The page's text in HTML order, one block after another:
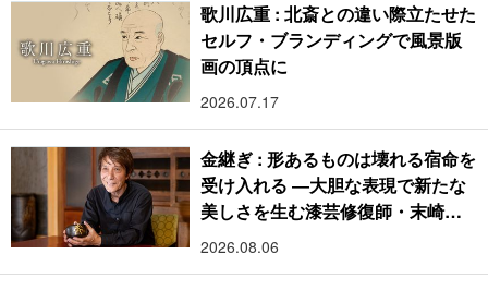
歌川広重 : 北斎との違い際立たせた
セルフ・ブランディングで風景版
画の頂点に
2026.07.17
金継ぎ : 形あるものは壊れる宿命を
受け入れる ―大胆な表現で新たな
美しさを生む漆芸修復師・末崎広
樹
2026.08.06